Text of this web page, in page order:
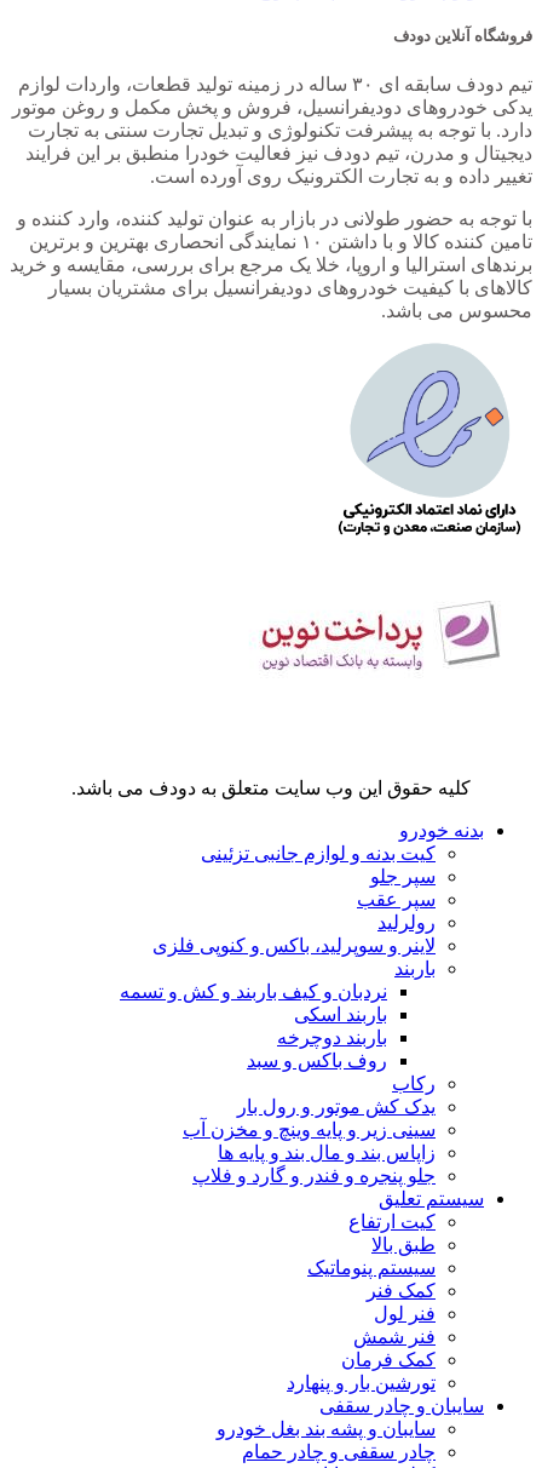
فروشگاه آنلاین دودف
تیم دودف سابقه ای ۳۰ ساله در زمینه تولید قطعات، واردات لوازم
یدکی خودروهای دودیفرانسیل، فروش و پخش مکمل و روغن موتور
دارد. با توجه به پیشرفت تکنولوژی و تبدیل تجارت سنتی به تجارت
دیجیتال و مدرن، تیم دودف نیز فعالیت خودرا منطبق بر این فرایند
تغییر داده و به تجارت الکترونیک روی آورده است.
با توجه به حضور طولانی در بازار به عنوان تولید کننده، وارد کننده و
تامین کننده کالا و با داشتن ۱۰ نمایندگی انحصاری بهترین و برترین
برندهای استرالیا و اروپا، خلا یک مرجع برای بررسی، مقایسه و خرید
کالاهای با کیفیت خودروهای دودیفرانسیل برای مشتریان بسیار
محسوس می باشد.
کلیه حقوق این وب سایت متعلق به دودف می باشد.
بدنه خودرو
کیت بدنه و لوازم جانبی تزئینی
سپر جلو
سپر عقب
رولرلید
لاینر و سوپرلید، باکس و کنوپی فلزی
باربند
نردبان و کیف باربند و کش و تسمه
باربند اسکی
باربند دوچرخه
روف باکس و سبد
رکاب
یدک کش موتور و رول بار
سینی زیر و پایه وینچ و مخزن آب
زاپاس بند و مال بند و پایه ها
جلو پنجره و فندر و گارد و فلاپ
سیستم تعلیق
کیت ارتفاع
طبق بالا
سیستم پنوماتیک
کمک فنر
فنر لول
فنر شمش
کمک فرمان
تورشین بار و پنهارد
سایبان و چادر سقفی
سایبان و پشه بند بغل خودرو
چادر سقفی و چادر حمام